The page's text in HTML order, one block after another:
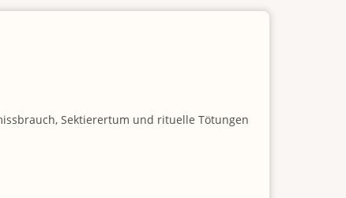
Sektierertum und rituelle Tötungen